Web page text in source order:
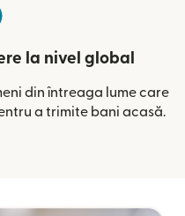
la nivel global
din întreaga lume care
a trimite bani acasă.